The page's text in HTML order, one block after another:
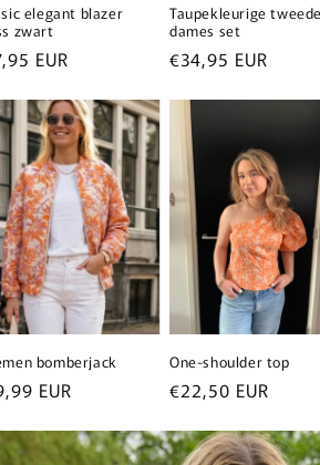
elegant blazer
zwart
EUR
Taupekleurige
dames set
Normale
€34,95 EUR
bomberjack
EUR
One-shoulder top
Normale
€22,50 EUR